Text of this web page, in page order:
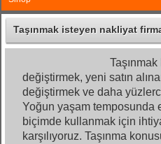
Taşınmak isteyen nakliyat
değiştirmek, yeni satın
değiştirmek ve daha
Yoğun yaşam temposunda
biçimde kullanmak için
karşılıyoruz. Taşınma